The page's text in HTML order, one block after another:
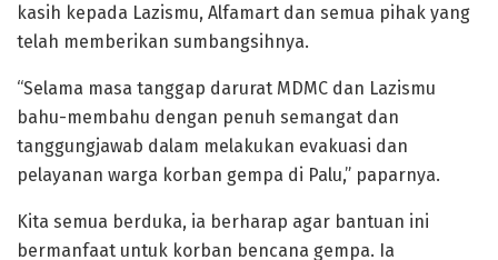
kasih kepada Lazismu, Alfamart dan semua pihak yang
telah memberikan sumbangsihnya.
“Selama masa tanggap darurat MDMC dan Lazismu
bahu-membahu dengan penuh semangat dan
tanggungjawab dalam melakukan evakuasi dan
pelayanan warga korban gempa di Palu,” paparnya.
Kita semua berduka, ia berharap agar bantuan ini
bermanfaat untuk korban bencana gempa. Ia